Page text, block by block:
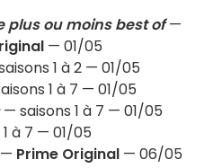
plus ou moins best of—
— 01/05
1 à 2 — 01/05
1 à 7 — 01/05
— saisons 1 à 7 — 01/05
à 7 — 01/05
Prime Original — 06/05